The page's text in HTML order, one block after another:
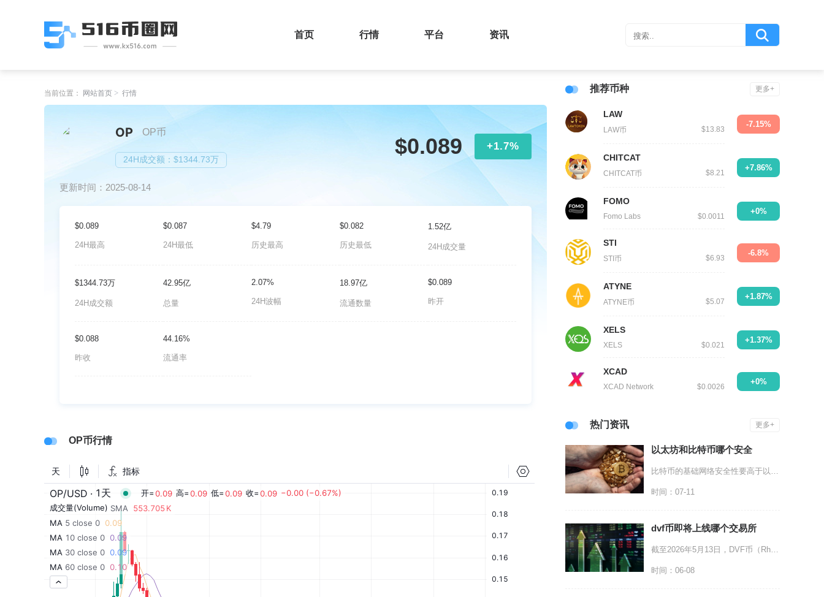
首页 行情 平台 资讯
当前位置： 网站首页 行情
OP OP币
24H成交额：$1344.73万
$0.089 +1.7%
更新时间：2025-08-14
$0.089
24H最高
$0.087
24H最低
$4.79
历史最高
$0.082
历史最低
1.52亿
24H成交量
$1344.73万
24H成交额
42.95亿
总量
2.07%
24H波幅
18.97亿
流通数量
$0.089
昨开
$0.088
昨收
44.16%
流通率
OP币行情
推荐币种 更多+
LAW
LAW币 $13.83
-7.15%
CHITCAT
CHITCAT币 $8.21
+7.86%
FOMO
Fomo Labs $0.0011
+0%
STI
STI币 $6.93
-6.8%
ATYNE
ATYNE币 $5.07
+1.87%
XELS
XELS $0.021
+1.37%
XCAD
XCAD Network $0.0026
+0%
热门资讯 更多+
以太坊和比特币哪个安全
比特币的基础网络安全性要高于以太坊，二者的安全差异核心来源于共识机制设计、应用承载范围与风
时间：07-11
dvf币即将上线哪个交易所
截至2026年5月13日，DVF币（Rhino.fi，原DeversiFi）尚未官宣上线任
时间：06-08